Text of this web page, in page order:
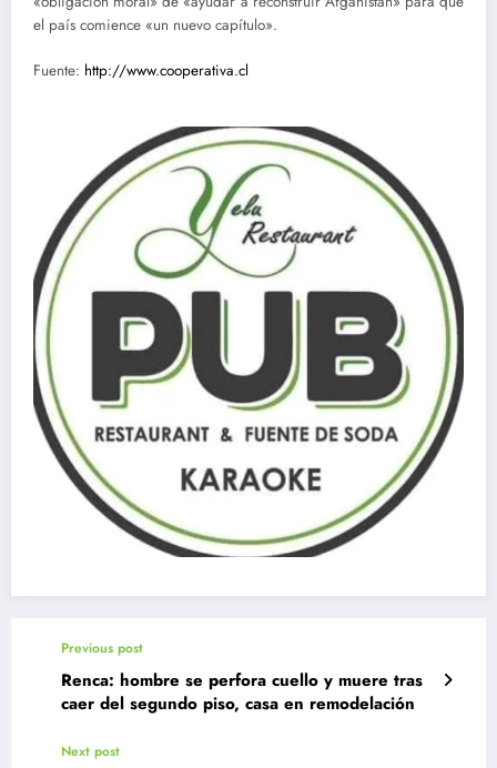
el país comience «un nuevo capítulo».
Fuente: http://www.cooperativa.cl
Previous post
Renca: hombre se perfora cuello y muere tras
caer del segundo piso, casa en remodelación
Next post